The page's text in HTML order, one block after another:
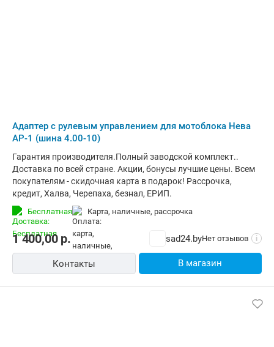
Адаптер с рулевым управлением для мотоблока Нева
АР-1 (шина 4.00-10)
Гарантия производителя.Полный заводской комплект..
Доставка по всей стране. Акции, бонусы лучшие цены. Всем
покупателям - скидочная карта в подарок! Рассрочка,
кредит, Халва, Черепаха, безнал, ЕРИП.
Бесплатная карта, наличные, рассрочка
1 400,00р. sad24.byНет отзывов i
Контакты В магазин